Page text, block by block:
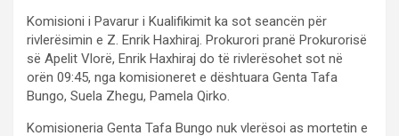
Komisioni i Pavarur i Kualifikimit ka sot seancën për
rivlerësimin e Z. Enrik Haxhiraj. Prokurori pranë Prokurorisë
së Apelit Vlorë, Enrik Haxhiraj do të rivlerësohet sot në
orën 09:45, nga komisioneret e dështuara Genta Tafa
Bungo, Suela Zhegu, Pamela Qirko.
Komisioneria Genta Tafa Bungo nuk vlerësoi as mortetin e